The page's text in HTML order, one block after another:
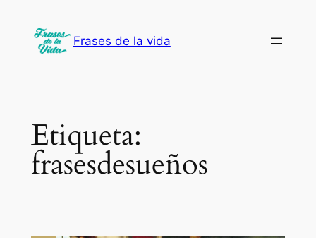
contenido
Frases de la vida
Etiqueta:
frasesdesueños